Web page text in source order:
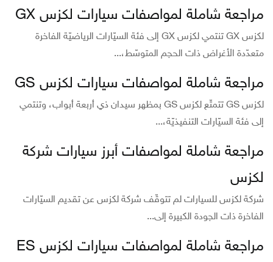
مراجعة شاملة لمواصفات سيارات لكزس GX
لكزس GX تنتمي لكزس GX إلى فئة السيّارات الرياضيّة الفاخرة
متعدّدة الأغراض ذات الحجم المتوسّط،...
مراجعة شاملة لمواصفات سيارات لكزس GS
لكزس GS تتمتّع لكزس GS بمظهر سيدان ذي أربعة أبواب، وتنتمي
إلى فئة السيّارات التنفيذيّة،...
مراجعة شاملة لمواصفات أبرز سيارات شركة
لكزس
شركة لكزس للسيارات لم تتوقّف شركة لكزس عن تقديم السيّارات
الفاخرة ذات الجودة الكبيرة إلى...
مراجعة شاملة لمواصفات سيارات لكزس ES